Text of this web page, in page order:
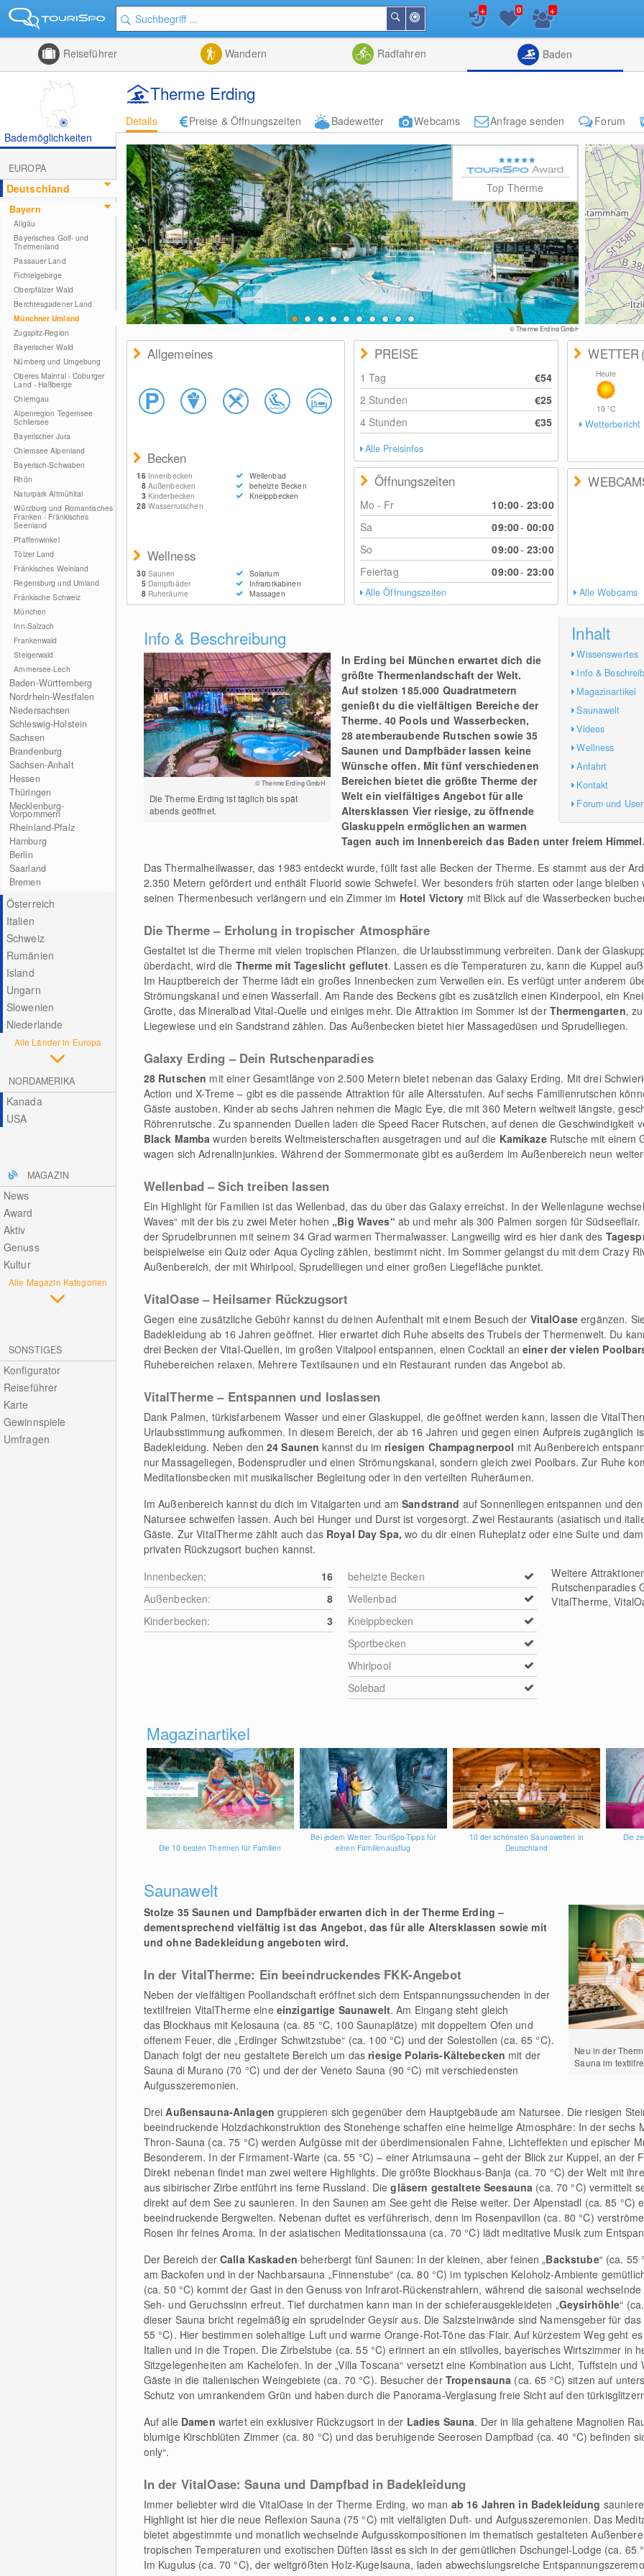
der
Nähe
Suchen
Listenansicht
+ 0 +
Reiseführer Wandern Radfahren Baden
Therme Erding
Details Preise & Öffnungszeiten Badewetter Webcams Anfrage senden Forum
Bademöglichkeiten
EUROPA
Deutschland
Bayern
Allgäu
Bayerisches Golf- und
Thermenland
Passauer Land
Fichtelgebirge
Oberpfälzer Wald
Berchtesgadener Land
Münchner Umland
Zugspitz-Region
Bayerischer Wald
Nürnberg und Umgebung
Oberes Maintal - Coburger
Land - Haßberge
Chiemgau
Alpenregion Tegernsee
Schliersee
Bayerischer Jura
Chiemsee Alpenland
Bayerisch-Schwaben
Rhön
Naturpark Altmühltal
Würzburg und Romantisches
Franken - Fränkisches
Seenland
Pfaffenwinkel
Tölzer Land
Fränkisches Weinland
Regensburg und Umland
Fränkische Schweiz
München
Inn-Salzach
Frankenwald
Steigerwald
Ammersee-Lech
Baden-Württemberg
Nordrhein-Westfalen
Niedersachsen
Schleswig-Holstein
Sachsen
Brandenburg
Sachsen-Anhalt
Hessen
Thüringen
Mecklenburg-
Vorpommern
Rheinland-Pfalz
Hamburg
Berlin
Saarland
Bremen
Österreich
Italien
Schweiz
Rumänien
Island
Ungarn
Slowenien
Niederlande
Alle Länder in Europa
NORDAMERIKA
Kanada
USA
MAGAZIN
News
Award
Aktiv
Genuss
Kultur
Alle Magazin Kategorien
SONSTIGES
Konfigurator
Reiseführer
Karte
Gewinnspiele
Umfragen
Top Therme
Allgemeines
Becken
16 Innenbecken
8 Außenbecken
3 Kinderbecken
28 Wasserrutschen
Wellenbad
beheizte Becken
Kneippbecken
Wellness
30 Saunen
5 Dampfbäder
8 Ruheräume
Solarium
Infrarotkabinen
Massagen
PREISE
1 Tag
€54
2 Stunden
€25
4 Stunden
€35
Alle Preisinfos
Öffnungszeiten
Mo - Fr 10:00- 23:00
Sa
09:00- 00:00
So
09:00- 23:00
Feiertag
09:00- 23:00
Alle Öffnungszeiten
WETTER
Heute
19°C
Wetterbericht
Alle Webcams
Inhalt
Wissenswertes
Info &
Magazinartikel
Saunawelt
Videos
Wellness
Anfahrt
Kontakt
Forum und
Info & Beschreibung
© Therme Erding GmbH
Die Therme Erding ist täglich bis spät
abends geöffnet.
In Erding bei München erwartet dich die
größte Thermenlandschaft der Welt.
Auf stolzen 185.000 Quadratmetern
genießt du die vielfältigen Bereiche der
Therme. 40 Pools und Wasserbecken,
28 atemberaubende Rutschen sowie 35
Saunen und Dampfbäder lassen keine
Wünsche offen. Mit fünf verschiedenen
Bereichen bietet die größte Therme der
Welt ein vielfältiges Angebot für alle
Altersklassen Vier riesige, zu öffnende
Glaskuppeln ermöglichen an warmen
Tagen auch im Innenbereich das Baden unter freiem Himmel.
Das Thermalheilwasser, das 1983 entdeckt wurde, füllt fast alle Becken der Therme. Es stammt aus der
2.350 Metern gefördert und enthält Fluorid sowie Schwefel. Wer besonders früh starten oder lange bleiben
seinen Thermenbesuch verlängern und ein Zimmer im Hotel Victory mit Blick auf die Wasserbecken
Die Therme – Erholung in tropischer Atmosphäre
Gestaltet ist die Therme mit vielen tropischen Pflanzen, die Urlaubsstimmung verbreiten. Dank der
überdacht, wird die Therme mit Tageslicht geflutet. Lassen es die Temperaturen zu, kann die Kuppel
Im Hauptbereich der Therme lädt ein großes Innenbecken zum Verweilen ein. Es verfügt unter anderem
Strömungskanal und einen Wasserfall. Am Rande des Beckens gibt es zusätzlich einen Kinderpool, ein
Grotte, das Mineralbad Vital-Quelle und einiges mehr. Die Attraktion im Sommer ist der Thermengarten,
Liegewiese und ein Sandstrand zählen. Das Außenbecken bietet hier Massagedüsen und Sprudelliegen.
Galaxy Erding – Dein Rutschenparadies
28 Rutschen mit einer Gesamtlänge von 2.500 Metern bietet nebenan das Galaxy Erding. Mit drei
Action und X-Treme – gibt es die passende Attraktion für alle Altersstufen. Auf sechs Familienrutschen
Gäste austoben. Kinder ab sechs Jahren nehmen die Magic Eye, die mit 360 Metern weltweit längste,
Röhrenrutsche. Zu spannenden Duellen laden die Speed Racer Rutschen, auf denen die Geschwindigkeit
Black Mamba wurden bereits Weltmeisterschaften ausgetragen und auf die KamikazeRutsche mit einem
wagen sich Adrenalinjunkies. Während der Sommermonate gibt es außerdem im Außenbereich neun
Wellenbad – Sich treiben lassen
Ein Highlight für Familien ist das Wellenbad, das du über das Galaxy erreichst. In der Wellenlagune
Waves“ mit der bis zu zwei Meter hohen „Big Waves“ ab und mehr als 300 Palmen sorgen für
der Sprudelbrunnen mit seinem 34 Grad warmen Thermalwasser. Langweilig wird es hier dank des
beispielweise ein Quiz oder Aqua Cycling zählen, bestimmt nicht. Im Sommer gelangst du mit dem Crazy
Außenbereich, der mit Whirlpool, Sprudelliegen und einer großen Liegefläche punktet.
VitalOase – Heilsamer Rückzugsort
Gegen eine zusätzliche Gebühr kannst du deinen Aufenthalt mit einem Besuch der VitalOase ergänzen.
Badekleidung ab 16 Jahren geöffnet. Hier erwartet dich Ruhe abseits des Trubels der Thermenwelt. Du
drei Becken der Vital-Quellen, im großen Vitalpool entspannen, einen Cocktail aneiner der vielen
Ruhebereichen relaxen. Mehrere Textilsaunen und ein Restaurant runden das Angebot ab.
VitalTherme – Entspannen und loslassen
Dank Palmen, türkisfarbenem Wasser und einer Glaskuppel, die geöffnet werden kann, lassen die
Urlaubsstimmung aufkommen. In diesem Bereich, der ab 16 Jahren und gegen einen Aufpreis zugänglich
Badekleidung. Neben den24 Saunenkannst du im riesigen Champagnerpool mit Außenbereich
nur Massageliegen, Bodensprudler und einen Strömungskanal, sondern gleich zwei Poolbars. Zur Ruhe
Meditationsbecken mit musikalischer Begleitung oder in den verteilten Ruheräumen.
Im Außenbereich kannst du dich im Vitalgarten und amSandstrand auf Sonnenliegen entspannen und
Natursee schweifen lassen. Auch bei Hunger und Durst ist vorgesorgt. Zwei Restaurants (asiatisch und
Gäste. Zur VitalTherme zählt auch das Royal Day Spa, wo du dir einen Ruheplatz oder eine Suite und
privaten Rückzugsort buchen kannst.
Innenbecken:
16
Außenbecken:
8
Kinderbecken:
3
beheizte Becken
Wellenbad
Kneippbecken
Sportbecken
Whirlpool
Solebad
Weitere
Rutschenparadies
VitalTherme,
Magazinartikel
Die 10 besten Thermen für Familien
Bei jedem Wetter: TouriSpo-Tipps für
einen Familienausflug
10 der schönsten Saunawelten in
Deutschland
Die
Saunawelt
Neu in der
Sauna im
Stolze 35 Saunen und Dampfbäder erwarten dich in der Therme Erding –
dementsprechend vielfältig ist das Angebot, das für alle Altersklassen sowie mit
und ohne Badekleidung angeboten wird.
In der VitalTherme: Ein beeindruckendes FKK-Angebot
Neben der vielfältigen Poollandschaft eröffnet sich dem Entspannungssuchenden in der
textilfreien VitalTherme eine einzigartige Saunawelt. Am Eingang steht gleich
das Blockhaus mit Kelosauna (ca. 85 °C, 100 Saunaplätze) mit doppeltem Ofen und
offenem Feuer, die „Erdinger Schwitzstube“ (ca. 100 °C) und der Solestollen (ca. 65 °C).
Danach folgt der neu gestaltete Bereich um das riesige Polaris-Kältebecken mit der
Sauna di Murano (70 °C) und der der Veneto Sauna (90 °C) mit verschiedensten
Aufgusszeremonien.
DreiAußensauna-Anlagen gruppieren sich gegenüber dem Hauptgebäude am Natursee. Die riesigen
beeindruckende Holzdachkonstruktion des Stonehenge schaffen eine heimelige Atmosphäre: In der sechs
Thron-Sauna (ca. 75 °C) werden Aufgüsse mit der überdimensionalen Fahne, Lichteffekten und epischer
Besonderem. In der Firmament-Warte (ca. 55 °C) – einer Atriumsauna – geht der Blick zur Kuppel, an der
Direkt nebenan findet man zwei weitere Highlights. Die größte Blockhaus-Banja (ca. 70 °C) der Welt mit
aus sibirischer Zirbe entführt ins ferne Russland. Diegläsern gestaltete Seesauna (ca. 70 °C) vermittelt
direkt auf dem See zu saunieren. In den Saunen am See geht die Reise weiter. Der Alpenstadl (ca. 85 °C)
beeindruckende Bergwelten. Nebenan duftet es verführerisch, denn im Rosenpavillon (ca. 80 °C)
Rosen ihr feines Aroma. In der asiatischen Meditationssauna (ca. 70 °C) lädt meditative Musik zum
Der Bereich der Calla Kaskaden beherbergt fünf Saunen: In der kleinen, aber feinen „Backstube“ (ca. 55
am Backofen und in der Nachbarsauna „Finnenstube“ (ca. 80 °C) im typischen Keloholz-Ambiente
(ca. 50 °C) kommt der Gast in den Genuss von Infrarot-Rückenstrahlern, während die saisonal
Seh- und Geruchssinn erfreut. Tief durchatmen kann man in der schieferausgekleideten „Geysirhöhle“
dieser Sauna bricht regelmäßig ein sprudelnder Geysir aus. Die Salzsteinwände sind Namensgeber für das
55 °C). Hier bestimmen solehaltige Luft und warme Orange-Rot-Töne das Flair. Auf kürzestem Weg geht
Italien und in die Tropen. Die Zirbelstube (ca. 55 °C) erinnert an ein stilvolles, bayerisches Wirtszimmer in
Sitzgelegenheiten am Kachelofen. In der „Villa Toscana“ versetzt eine Kombination aus Licht, Tuffstein und
Gäste in die italienischen Weingebiete (ca. 70 °C). Besucher der Tropensauna (ca. 65 °C) sitzen auf
Schutz von umrankendem Grün und haben durch die Panorama-Verglasung freie Sicht auf den
Auf alle Damen wartet ein exklusiver Rückzugsort in der Ladies Sauna. Der in lila gehaltene Magnolien
blumige Kirschblüten Zimmer (ca. 80 °C) und das beruhigende Seerosen Dampfbad (ca. 40 °C) befinden
only“.
In der VitalOase: Sauna und Dampfbad in Badekleidung
Immer beliebter wird die VitalOase in der Therme Erding, wo man ab 16 Jahren in Badekleidung
Highlight ist hier die neue Reflexion Sauna (75 °C) mit vielfäligten Duft- und Aufgusszeremonien. Das
bietet abgestimmte und monatlich wechselnde Aufgusskompositionen im thematisch gestalteten
tropischen Temperaturen und exotischen Düften lässt es sich in der gemütlichen Dschungel-Lodge (ca. 65
Im Kugulus (ca. 70 °C), der weltgrößten Holz-Kugelsauna, laden abwechslungsreiche